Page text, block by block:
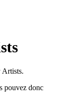
Artists.
pouvez donc